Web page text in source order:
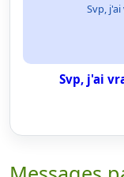
Svp,
Svp, j'ai